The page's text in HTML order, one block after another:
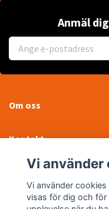
Anmäl
Om oss
Kontakt
Läs mer
Sociala medier
Vi använder
Vi använder
visas för dig och för